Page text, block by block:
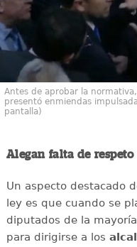
Antes de aprobar la
presentó enmiendas
pantalla)
Alegan falta de respeto
Un aspecto destacado
ley es que cuando se
diputados de la
para dirigirse a los